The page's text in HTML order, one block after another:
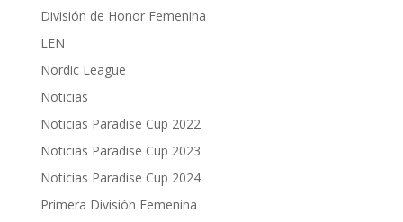
División de Honor Femenina
LEN
Nordic League
Noticias
Noticias Paradise Cup 2022
Noticias Paradise Cup 2023
Noticias Paradise Cup 2024
Primera División Femenina